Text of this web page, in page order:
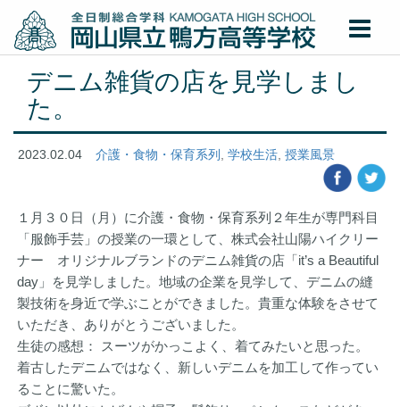
デニム雑貨の店を見学しまし
た。
2023.02.04 介護・食物・保育系列 学校生活 授業風景
１月３０日（月）に介護・食物・保育系列２年生が専門科目
「服飾手芸」の授業の一環として、株式会社山陽ハイクリー
ナー オリジナルブランドのデニム雑貨の店「it’s a Beautiful
day」を見学しました。地域の企業を見学して、デニムの縫
製技術を身近で学ぶことができました。貴重な体験をさせて
いただき、ありがとうございました。
生徒の感想： スーツがかっこよく、着てみたいと思った。
着古したデニムではなく、新しいデニムを加工して作ってい
ることに驚いた。